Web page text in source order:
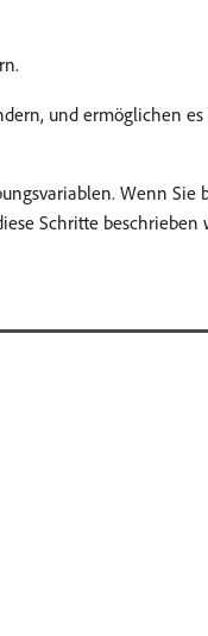
und ermöglichen
Wenn Sie
Schritte beschrieben